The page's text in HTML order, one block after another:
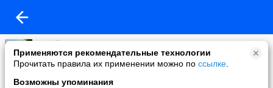
Применяются рекомендательные технологии
Прочитать правила их применении можно по ссылке
Возможны упоминания
Юрий Покидов
26-03-2010 01:59
Отличия новых технологий печати от технологий прошлого века...